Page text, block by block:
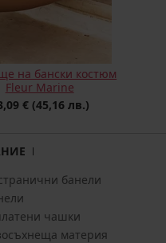
на бански костюм
Fleur Marine
€ (45,16 лв.)
банели
чашки
материя